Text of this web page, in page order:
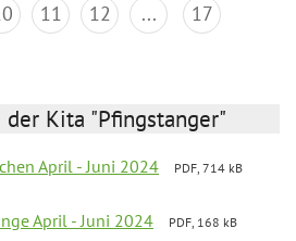
11 12 ... 17
Kita "Pfingstanger"
April - Juni 2024
PDF, 714 kB
April - Juni 2024
PDF, 168 kB